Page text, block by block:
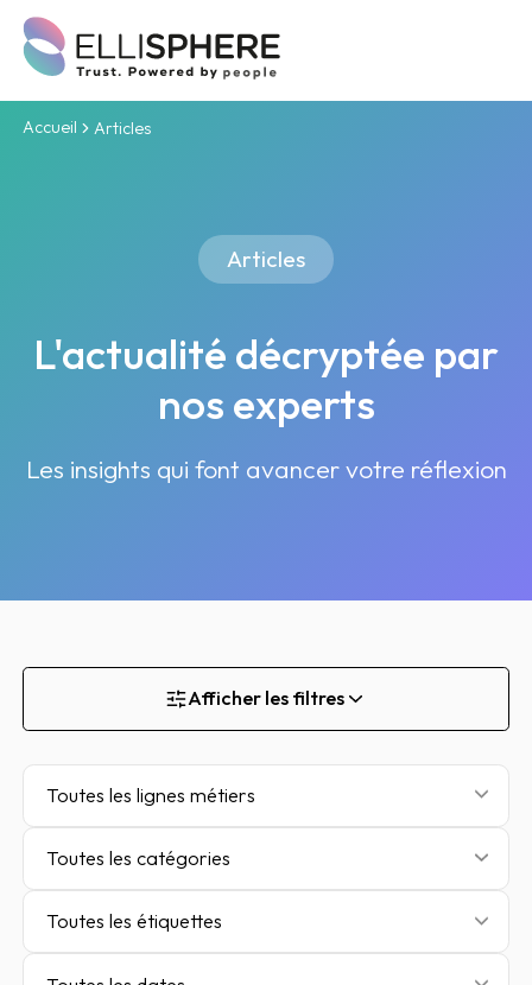
Accueil Articles
Articles
L'actualité décryptée par
nos experts
Les insights qui font avancer votre réflexion
Afficher les filtres
Toutes les lignes métiers
Toutes les catégories
Toutes les étiquettes